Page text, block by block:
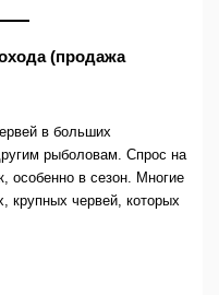
(продажа
в больших
рыболовам. Спрос на
особенно в сезон. Многие
крупных червей, которых